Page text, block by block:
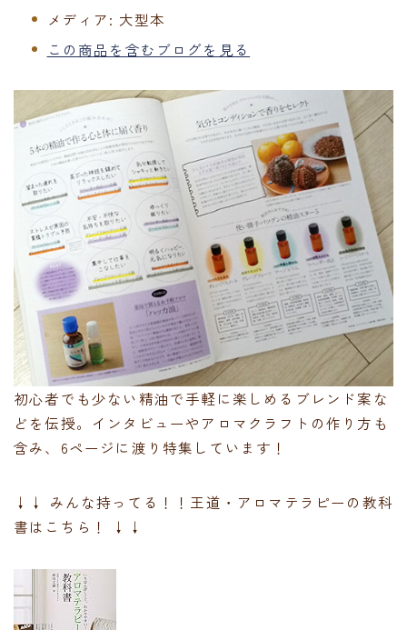
メディア: 大型本
この商品を含むブログを見る
初心者でも少ない精油で手軽に楽しめるブレンド案な
どを伝授。インタビューやアロマクラフトの作り方も
含み、6ページに渡り特集しています！
↓↓ みんな持ってる！！王道・アロマテラピーの教科
書はこちら！ ↓↓